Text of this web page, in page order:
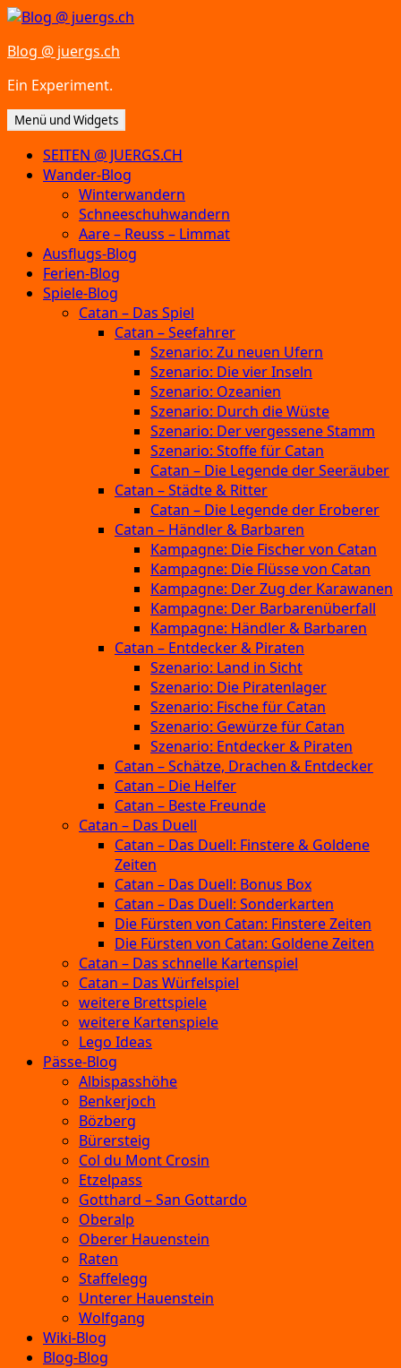
Zum
springen
Blog @ juergs.ch
Ein Experiment.
Menü und Widgets
SEITEN @ JUERGS.CH
Wander-Blog
Winterwandern
Schneeschuhwandern
Aare – Reuss – Limmat
Ausflugs-Blog
Ferien-Blog
Spiele-Blog
Catan – Das Spiel
Catan – Seefahrer
Szenario: Zu neuen Ufern
Szenario: Die vier Inseln
Szenario: Ozeanien
Szenario: Durch die Wüste
Szenario: Der vergessene Stamm
Szenario: Stoffe für Catan
Catan – Die Legende der Seeräuber
Catan – Städte & Ritter
Catan – Die Legende der Eroberer
Catan – Händler & Barbaren
Kampagne: Die Fischer von Catan
Kampagne: Die Flüsse von Catan
Kampagne: Der Zug der Karawanen
Kampagne: Der Barbarenüberfall
Kampagne: Händler & Barbaren
Catan – Entdecker & Piraten
Szenario: Land in Sicht
Szenario: Die Piratenlager
Szenario: Fische für Catan
Szenario: Gewürze für Catan
Szenario: Entdecker & Piraten
Catan – Schätze, Drachen & Entdecker
Catan – Die Helfer
Catan – Beste Freunde
Catan – Das Duell
Catan – Das Duell: Finstere & Goldene
Zeiten
Catan – Das Duell: Bonus Box
Catan – Das Duell: Sonderkarten
Die Fürsten von Catan: Finstere Zeiten
Die Fürsten von Catan: Goldene Zeiten
Catan – Das schnelle Kartenspiel
Catan – Das Würfelspiel
weitere Brettspiele
weitere Kartenspiele
Lego Ideas
Pässe-Blog
Albispasshöhe
Benkerjoch
Bözberg
Bürersteig
Col du Mont Crosin
Etzelpass
Gotthard – San Gottardo
Oberalp
Oberer Hauenstein
Raten
Staffelegg
Unterer Hauenstein
Wolfgang
Wiki-Blog
Blog-Blog